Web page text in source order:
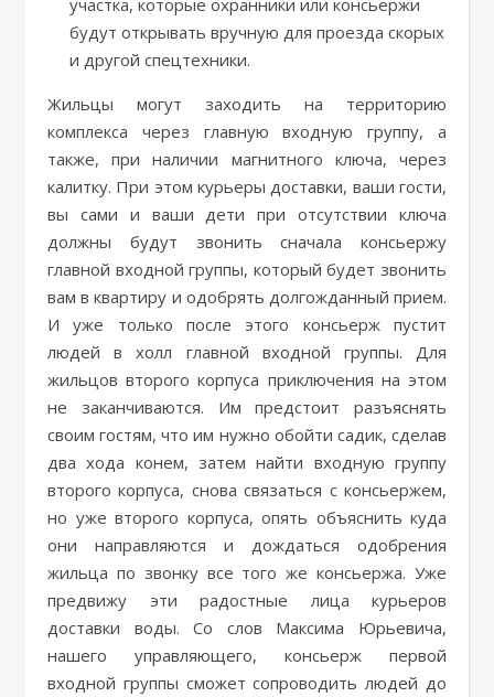
будут открывать вручную для проезда скорых
и другой спецтехники.
Жильцы могут заходить на территорию
комплекса через главную входную группу, а
также, при наличии магнитного ключа, через
калитку. При этом курьеры доставки, ваши гости,
вы сами и ваши дети при отсутствии ключа
должны будут звонить сначала консьержу
главной входной группы, который будет звонить
вам в квартиру и одобрять долгожданный прием.
И уже только после этого консьерж пустит
людей в холл главной входной группы. Для
жильцов второго корпуса приключения на этом
не заканчиваются. Им предстоит разъяснять
своим гостям, что им нужно обойти садик, сделав
два хода конем, затем найти входную группу
второго корпуса, снова связаться с консьержем,
но уже второго корпуса, опять объяснить куда
они направляются и дождаться одобрения
жильца по звонку все того же консьержа. Уже
предвижу эти радостные лица курьеров
доставки воды. Со слов Максима Юрьевича,
нашего управляющего, консьерж первой
входной группы сможет сопроводить людей до